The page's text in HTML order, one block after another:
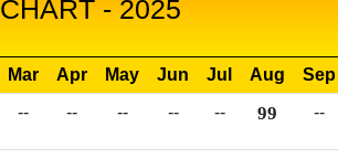
CHART - 2025
Mar Apr May Jun Jul Aug
Sep
-- -- -- -- -- 99 --